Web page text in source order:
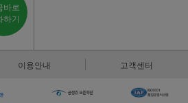
바로
하기
이용안내 고객센터